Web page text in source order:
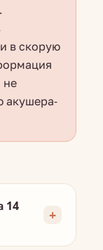
в скорую
не
акушера-
14